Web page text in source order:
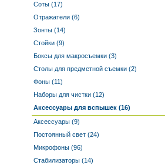
Соты (17)
Отражатели (6)
Зонты (14)
Стойки (9)
Боксы для макросъемки (3)
Столы для предметной съемки (2)
Фоны (11)
Наборы для чистки (12)
Аксессуары для вспышек (16)
Аксессуары (9)
Постоянный свет (24)
Микрофоны (96)
Стабилизаторы (14)